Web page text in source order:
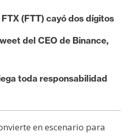
(FTT) cayó dos dígitos
del CEO de Binance,
toda responsabilidad
en escenario para